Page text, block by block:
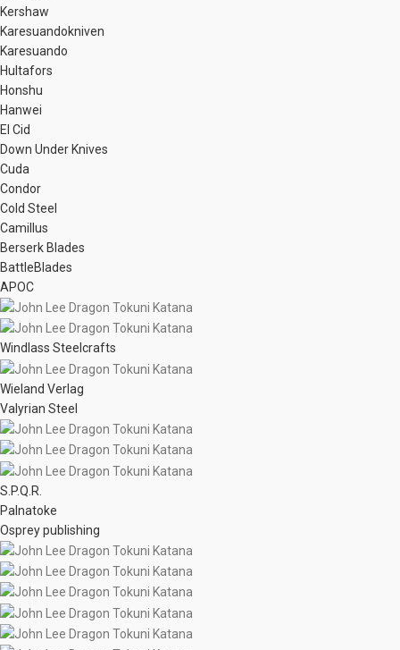
Kershaw
Karesuandokniven
Karesuando
Hultafors
Honshu
Hanwei
El Cid
Down Under Knives
Cuda
Condor
Cold Steel
Camillus
Berserk Blades
BattleBlades
APOC
Windlass Steelcrafts
Wieland Verlag
Valyrian Steel
S.P.Q.R.
Palnatoke
Osprey publishing